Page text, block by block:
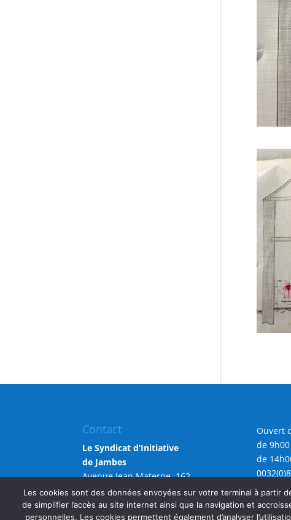
Contact
Le Syndicat d’Initiative
de Jambes
Avenue Jean Materne, 162
5100 Namur (Jambes)
Ouvert
de
de
Les cookies sont des données envoyées sur votre terminal à partir
de simplifier l’accès au site internet ainsi que la navigation et
personnelles. Les cookies permettent également d’analyser